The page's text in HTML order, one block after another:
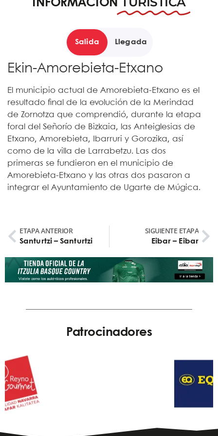
INFORMACIÓN
Salida Llegada
Ekin-Amorebieta-Etxano
El municipio actual de Amorebieta-Etxano es el
resultado final de la evolución de la Merindad
de Zornotza que comprendió, durante la etapa
foral del Señorío de Bizkaia, las Anteiglesias de
Etxano, Amorebieta, Ibarruri y Gorozika, así
como de la villa de Larrabetzu. Las dos
primeras se fundieron en el municipio de
Amorebieta-Etxano y las otras dos pasaron a
integrar el Ayuntamiento de Ugarte de Múgica.
ETAPA ANTERIOR
Santurtzi – Santurtzi
SIGUIENTE ETAPA
Eibar – Eibar
Patrocinadores